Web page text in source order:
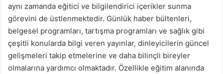
aynı zamanda eğitici ve bilgilendirici içerikler sunma
görevini de üstlenmektedir. Günlük haber bültenleri,
belgesel programları, tartışma programları ve sağlık gibi
çeşitli konularda bilgi veren yayınlar, dinleyicilerin güncel
gelişmeleri takip etmelerine ve daha bilinçli bireyler
olmalarına yardımcı olmaktadır. Özellikle eğitim alanında